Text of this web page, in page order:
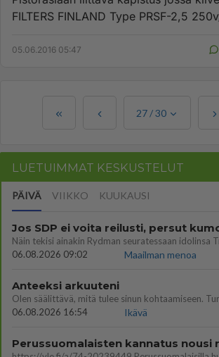
FILTERS FINLAND Type PRSF-2,5
05.06.2016 05:47
27 /30
LUETUIMMAT KESKUSTELUT
PÄIVÄ VIIKKO KUUKAUSI
06.08.2026 09:02
Maailman menoa
Anteeksi arkuuteni
06.08.2026 16:54
Ikävä